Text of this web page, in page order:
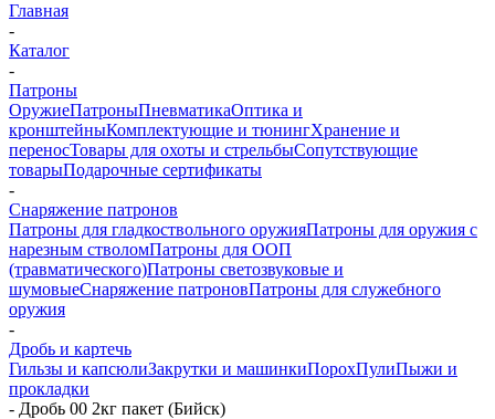
Главная
-
Каталог
-
Патроны
ОружиеПатроныПневматикаОптика и
кронштейныКомплектующие и тюнингХранение и
переносТовары для охоты и стрельбыСопутствующие
товарыПодарочные сертификаты
-
Снаряжение патронов
Патроны для гладкоствольного оружияПатроны для оружия с
нарезным стволомПатроны для ООП
(травматического)Патроны светозвуковые и
шумовыеСнаряжение патроновПатроны для служебного
оружия
-
Дробь и картечь
Гильзы и капсюлиЗакрутки и машинкиПорохПулиПыжи и
прокладки
- Дробь 00 2кг пакет (Бийск)